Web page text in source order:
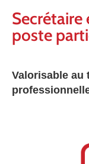
Secrétaire
poste
Valorisable au